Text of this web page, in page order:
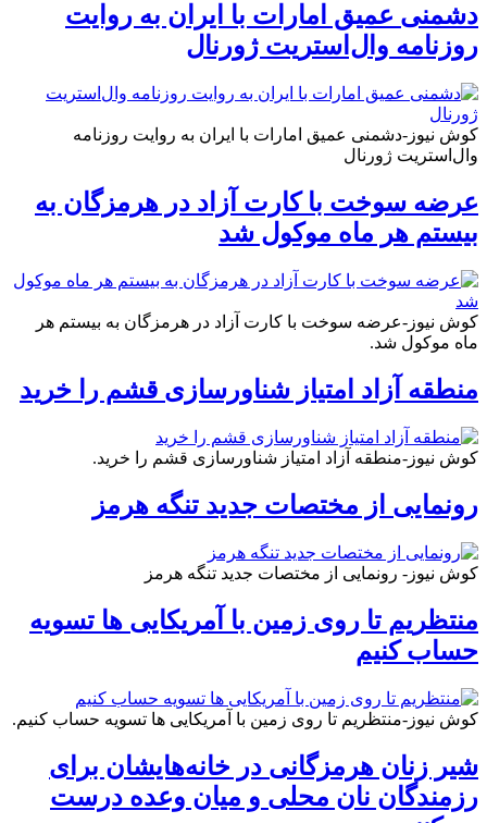
دشمنی عمیق امارات با ایران به روایت
روزنامه وال‌استریت ژورنال
کوش نیوز-دشمنی عمیق امارات با ایران به روایت روزنامه
وال‌استریت ژورنال
عرضه سوخت با کارت آزاد در هرمزگان به
بیستم هر ماه موکول شد
کوش نیوز-عرضه سوخت با کارت آزاد در هرمزگان به بیستم هر
ماه موکول شد.
منطقه آزاد امتیاز شناورسازی قشم را خرید
کوش نیوز-منطقه آزاد امتیاز شناورسازی قشم را خرید.
رونمایی از مختصات جدید تنگه هرمز
کوش نیوز- رونمایی از مختصات جدید تنگه هرمز
منتظریم تا روی زمین با آمریکایی ها تسویه
حساب کنیم
کوش نیوز-منتظریم تا روی زمین با آمریکایی ها تسویه حساب کنیم.
شیر زنان هرمزگانی در خانه‌هایشان برای
رزمندگان نان محلی و میان وعده درست